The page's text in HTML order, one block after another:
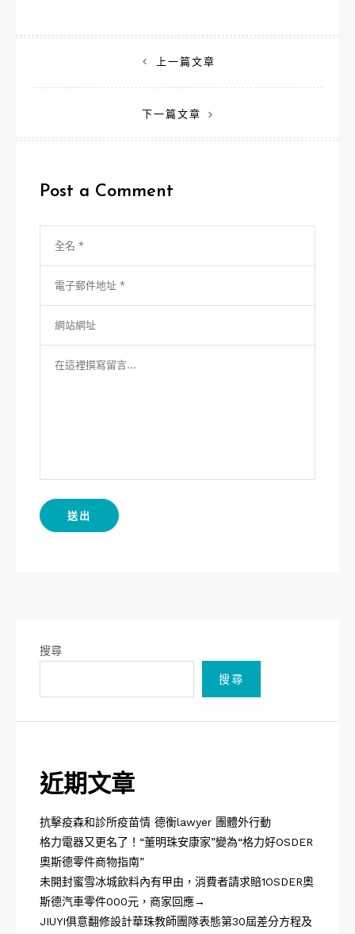
章
上一篇文章
下一篇文章
Post a Comment
搜尋
搜尋
近期文章
抗擊疫森和診所疫苗情 德衡lawyer 團體外行動
格力電器又更名了！“董明珠安康家”變為“格力好OSDER
奧斯德零件商物指南”
未開封蜜雪冰城飲料內有甲由，消費者請求賠1OSDER奧
斯德汽車零件000元，商家回應→
JIUYI俱意翻修設計華珠教師團隊表態第30屆差分方程及